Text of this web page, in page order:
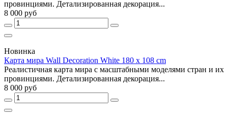
провинциями. Детализированная декорация...
8 000 руб
Новинка
Карта мира Wall Decoration White 180 x 108 cm
Реалистичная карта мира с масштабными моделями стран и их
провинциями. Детализированная декорация...
8 000 руб